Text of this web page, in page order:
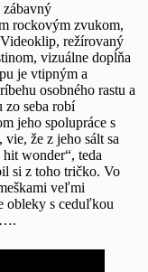
zábavný
rockovým zvukom,
režírovaný
vizuálne dopĺňa
je vtipným a
osobného rastu a
zo seba robí
jeho spolupráce s
že z jeho sált sa
wonder“, teda
si z toho tričko. Vo
veľmi
obleky s ceduľkou